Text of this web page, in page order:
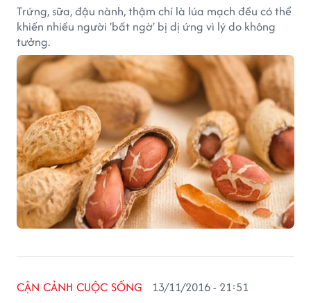
Trứng, sữa, đậu nành, thậm chí là lúa mạch đều có thể
khiến nhiều người 'bất ngờ' bị dị ứng vì lý do không
tưởng.
CẬN CẢNH CUỘC SỐNG 13/11/2016 - 21:51